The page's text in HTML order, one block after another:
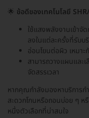
🌟 ข้อดีของเทคโนโลยี
ใช้แสงพลังงานเข้าจั
ลงในแต่ละครั้งที่รับบ
อ่อนโยนต่อผิว เหมาะ
สามารถวางแผนและ
จัดสรรเวลา
หากคุณกำลังมองหาบริการก
สะดวกโกนหรือถอนบ่อย ๆ ห
หนึ่งตัวเลือกที่น่าสนใจ